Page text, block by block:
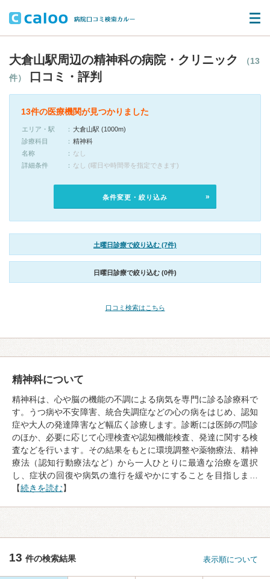
大倉山駅周辺の精神科の病院・クリニック
（13
件）
口コミ・評判
13件の医療機関が見つかりました
エリア・駅
大倉山駅 (1000m)
診療科目
精神科
名称
なし
詳細条件
なし (曜日や時間帯を指定できます)
条件変更・絞り込み
土曜日診療で絞り込む (7件)
日曜日診療で絞り込む (0件)
口コミ検索はこちら
精神科について
精神科は、心や脳の機能の不調による病気を専門に診る診療科で
す。うつ病や不安障害、統合失調症などの心の病をはじめ、認知
症や大人の発達障害など幅広く診療します。診断には医師の問診
のほか、必要に応じて心理検査や認知機能検査、発達に関する検
査などを行います。その結果をもとに環境調整や薬物療法、精神
療法（認知行動療法など）から一人ひとりに最適な治療を選択
し、症状の回復や病気の進行を緩やかにすることを目指しま…
【続きを読む】
13 件の検索結果 表示順について